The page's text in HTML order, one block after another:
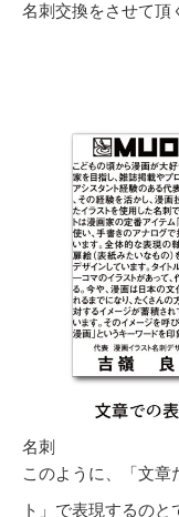
名刺交換をさせて頂
名刺
このように、「文章
ト」で表現するのと